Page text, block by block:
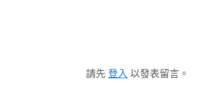
請先 登入 以發表留言。